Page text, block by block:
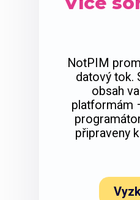
NotPIM
datový tok.
obsah
platformám
připraveny